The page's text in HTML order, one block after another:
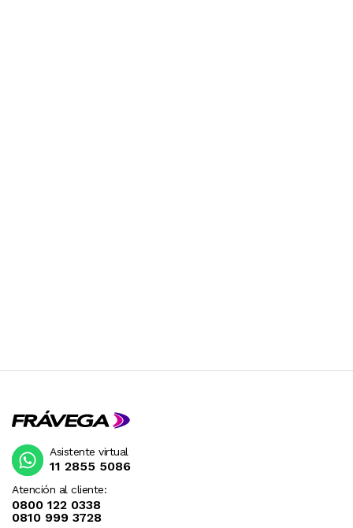
Atención al cliente:
0800 122 0338
0810 999 3728
Asistente virtual
11 2855 5086